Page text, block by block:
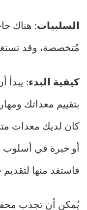
السلبيات: هناك
مُتخصصة، وقد
كيفية البدء
بتقييم معداتك
كان لديك معدات
أو خبرة في أسلوب
فاستفد منها
يُمكن أن تجذب